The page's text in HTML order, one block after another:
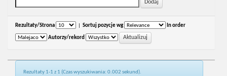
Rezultaty/Strona Sortuj pozycje wg In order
Autorzy/rekord
Rezultaty 1-1 z 1 (Czas wyszukiwania: 0.002 sekund).